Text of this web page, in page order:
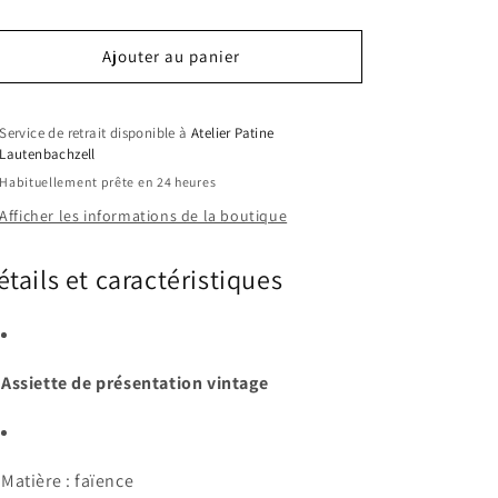
Ajouter au panier
Service de retrait disponible à Atelier Patine
Lautenbachzell
Habituellement prête en 24 heures
Afficher les informations de la boutique
et caractéristiques
Assiette de présentation vintage
Matière : faïence